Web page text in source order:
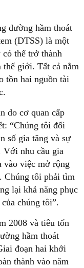
đường hầm thoát
(DTSS) là một
thể trở thành
thế giới. Tất cả nằm
tồn hai nguồn tài
do cơ quan cấp
“Chúng tôi đối
số gia tăng và sự
Với nhu cầu gia
vào việc mở rộng
Chúng tôi phải tìm
lại khả năng phục
chúng tôi”.
2008 và tiêu tốn
hầm thoát
đoạn hai khởi
thành vào năm